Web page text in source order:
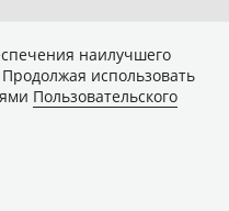
наилучшего
использовать
Пользовательского